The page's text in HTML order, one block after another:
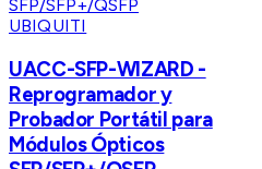
UBIQUITI
UACC-SFP-WIZARD -
Reprogramador y
Probador Portátil para
Módulos Ópticos